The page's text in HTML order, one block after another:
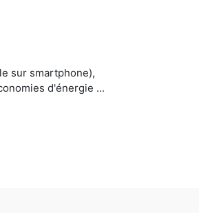
sur smartphone),
d'énergie ...